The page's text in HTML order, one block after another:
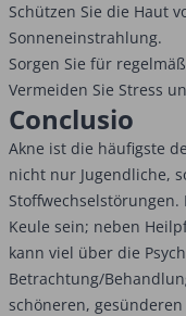
Schützen Sie die Haut
Sonneneinstrahlung.
Sorgen Sie für
Vermeiden Sie Stress
Conclusio
Akne ist die häufigste
nicht nur Jugendliche,
Keule sein; neben
kann viel über die
Betrachtung/
schöneren,